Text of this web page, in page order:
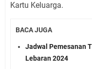
Kartu Keluarga.
BACA JUGA
Jadwal Pemesanan
Lebaran 2024